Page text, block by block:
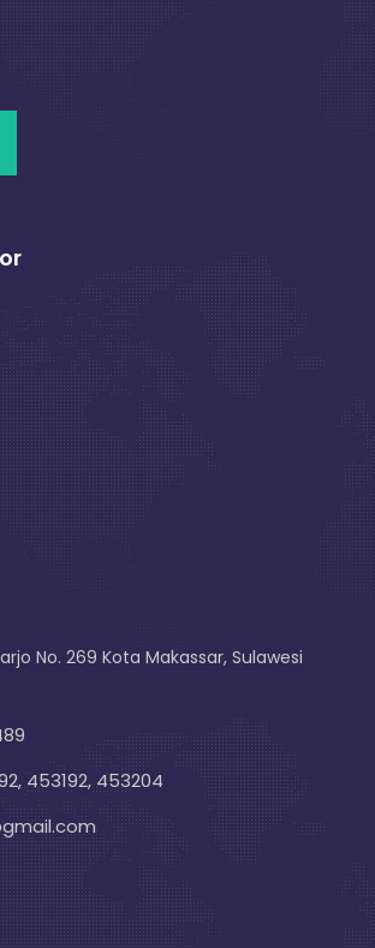
No. 269 Kota Makassar, Sulawesi
453192, 453204